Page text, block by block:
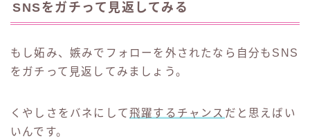
SNSをガチって見返してみる
もし妬み、嫉みでフォローを外されたなら自分もSNS
をガチって見返してみましょう。
くやしさをバネにして飛躍するチャンス だと思えばい
いんです。